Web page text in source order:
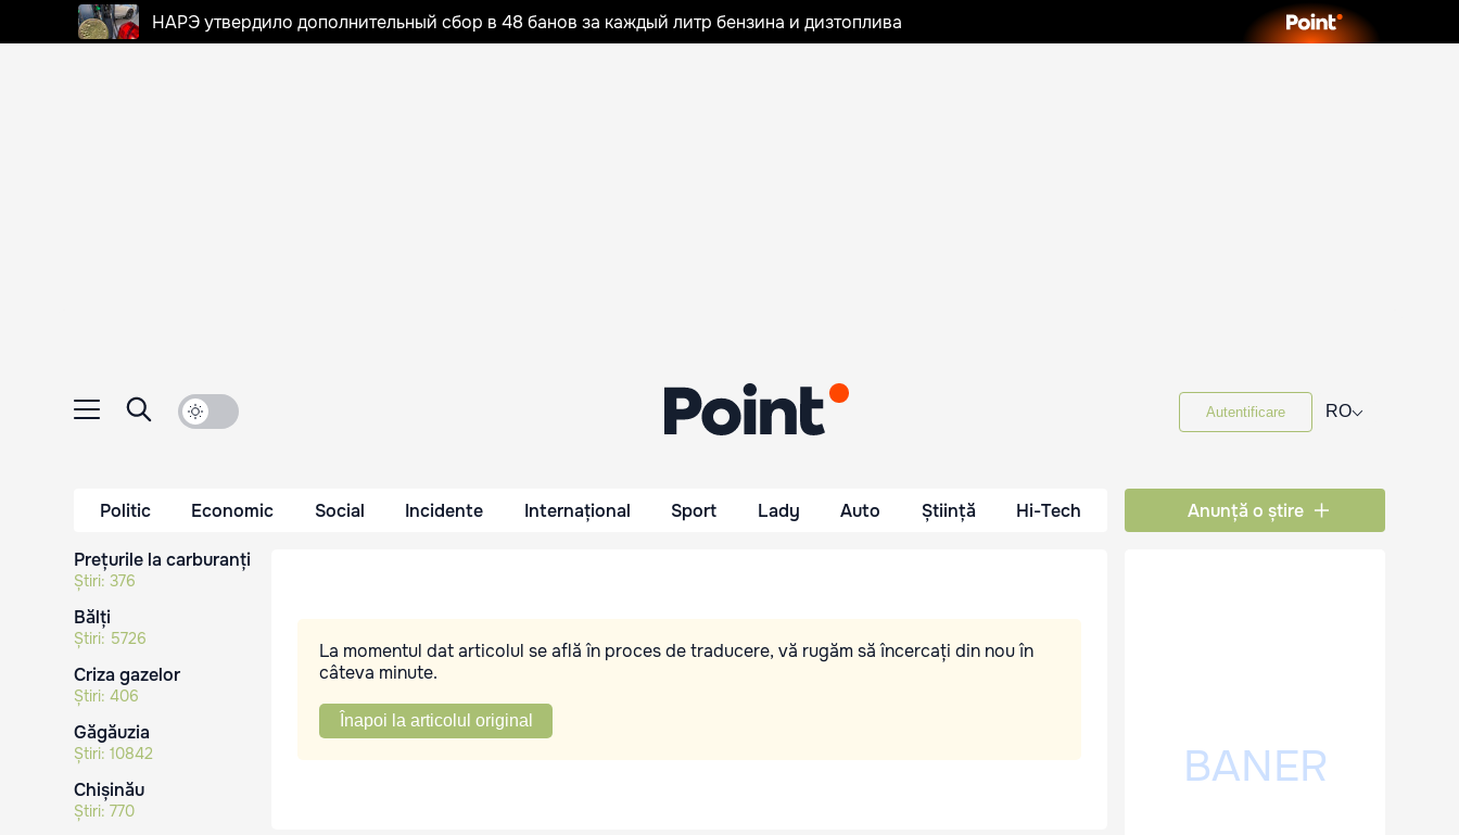
НАРЭ утвердило дополнительный сбор в 48 банов за каждый литр бензина и дизтоплива
Autentificare RO⌵
Politic Economic Social Incidente Internațional Sport Lady Auto Știință Hi-Tech Anunță o știre
Prețurile la carburanți
Știri: 376
Bălți
Știri: 5726
Criza gazelor
Știri: 406
Găgăuzia
Știri: 10842
Chișinău
Știri: 770
La momentul dat articolul se află în proces de traducere, vă rugăm să încercați din nou în
câteva minute.
Înapoi la articolul original